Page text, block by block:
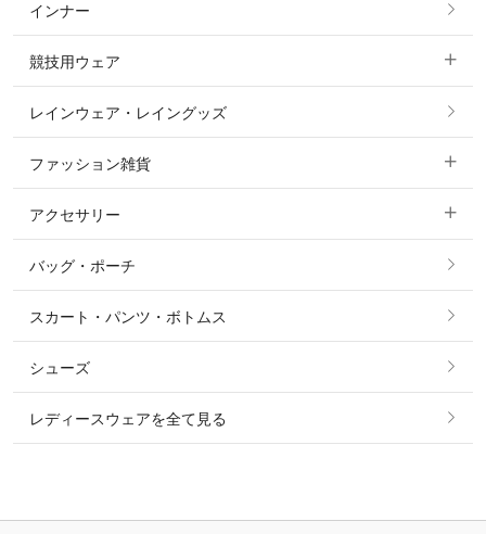
ニーグリップ・膝革 キュロット
ポロシャツ
カットソー・Tシャツ・タンクトップ
ニット・セーター
シャツ・ブラウス・ワンピース
すべてのアウター
コート
ジャケット・ブルゾン
インナー
競技用ウェア
すべての競技用ウェア
ショージャケット
ショーシャツ
レインウェア・レイングッズ
ファッション雑貨
すべてのファッション雑貨
ソックス
ベルト
アクセサリー
すべてのアクセサリー
リング
ピアス・イヤリング
バッグ・ポーチ
スカート・パンツ・ボトムス
シューズ
レディースウェアを全て見る